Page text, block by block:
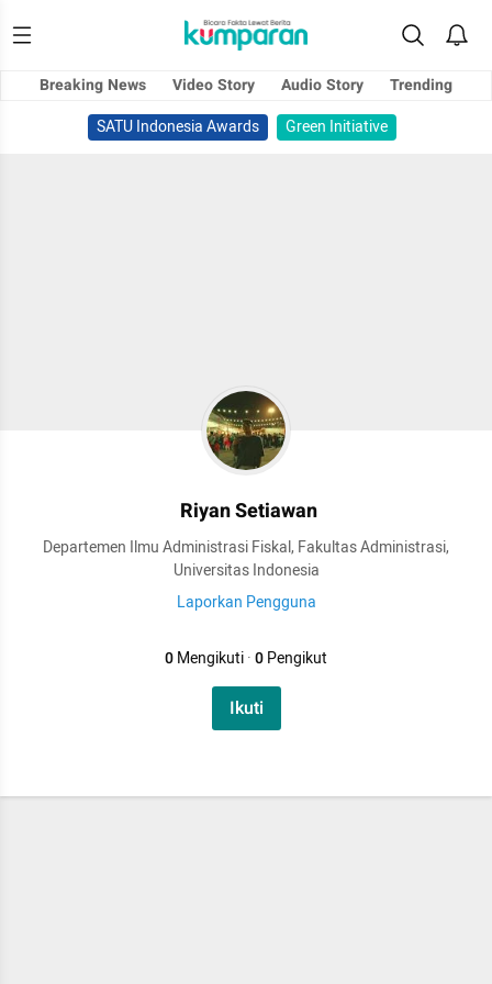
Breaking News Video Story Audio Story
Trending
SATU Indonesia Awards
Green Initiative
Riyan Setiawan
Departemen Ilmu Administrasi Fiskal, Fakultas Administrasi,
Universitas Indonesia
Laporkan Pengguna
0Mengikuti·0Pengikut
Ikuti